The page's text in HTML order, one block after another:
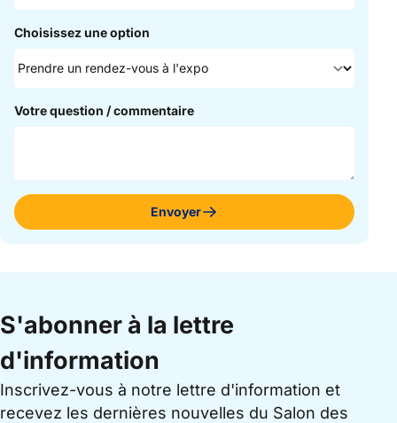
Choisissez une option
Votre question / commentaire
Envoyer
S'abonner à la lettre
d'information
Inscrivez-vous à notre lettre d'information et
recevez les dernières nouvelles du Salon des